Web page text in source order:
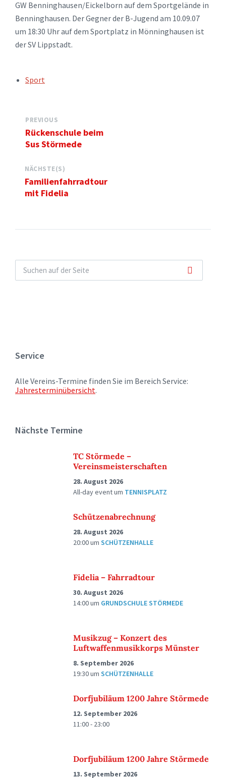
GW Benninghausen/Eickelborn auf dem Sportgelände in
Benninghausen. Der Gegner der B-Jugend am 10.09.07
um 18:30 Uhr auf dem Sportplatz in Mönninghausen ist
der SV Lippstadt.
TAGS:Sport
PREVIOUS
Rückenschule beim
Sus Störmede
NÄCHSTE(S)
Familienfahrradtour
mit Fidelia
Service
Alle Vereins-Termine finden Sie im Bereich Service:
Jahresterminübersicht.
Nächste Termine
TC Störmede –
Vereinsmeisterschaften
28. August 2026
All-day eventum TENNISPLATZ
Schützenabrechnung
28. August 2026
20:00um SCHÜTZENHALLE
Fidelia – Fahrradtour
30. August 2026
14:00um GRUNDSCHULE STÖRMEDE
Musikzug – Konzert des
Luftwaffenmusikkorps Münster
8. September 2026
19:30um SCHÜTZENHALLE
Dorfjubiläum 1200 Jahre Störmede
12. September 2026
11:00 - 23:00
Dorfjubiläum 1200 Jahre Störmede
13. September 2026